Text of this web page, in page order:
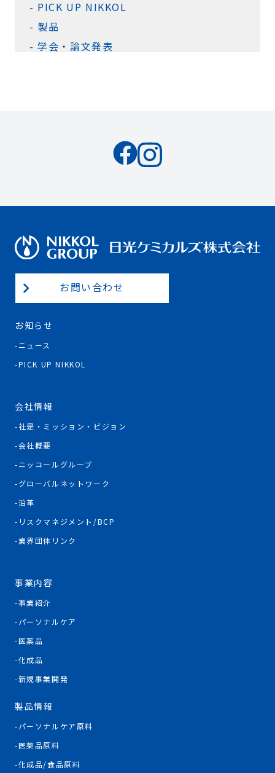
PICK UP NIKKOL
製品
学会・論文発表
お問い合わせ
お知らせ
ニュース
PICK UP NIKKOL
会社情報
社是・ミッション・ビジョン
会社概要
ニッコールグループ
グローバルネットワーク
沿革
リスクマネジメント/BCP
業界団体リンク
事業内容
事業紹介
パーソナルケア
医薬品
化成品
新規事業開発
製品情報
パーソナルケア原料
医薬品原料
化成品/食品原料